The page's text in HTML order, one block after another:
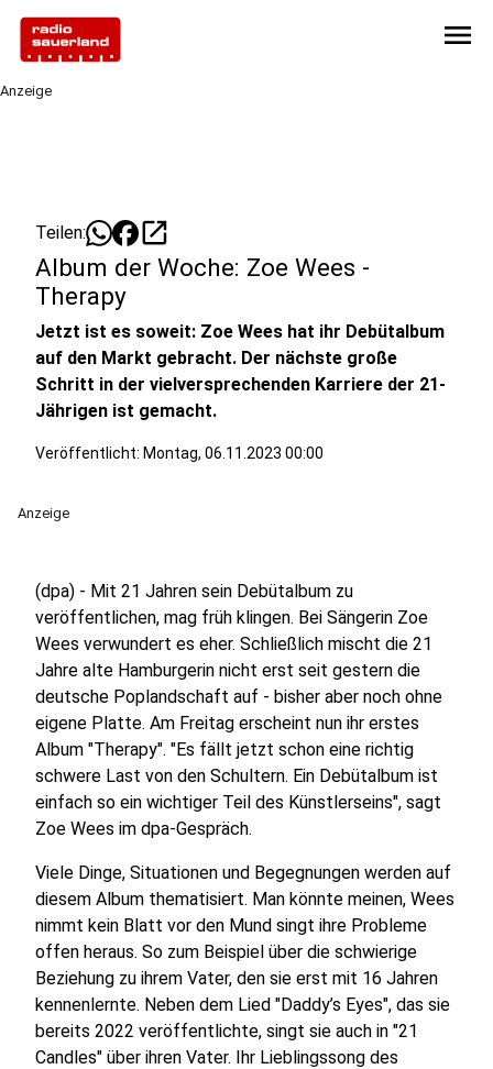
menu
Anzeige
Teilen: open_in_new
Album der Woche: Zoe Wees -
Therapy
Jetzt ist es soweit: Zoe Wees hat ihr Debütalbum
auf den Markt gebracht. Der nächste große
Schritt in der vielversprechenden Karriere der 21-
Jährigen ist gemacht.
Veröffentlicht: Montag, 06.11.2023 00:00
Anzeige
(dpa) - Mit 21 Jahren sein Debütalbum zu
veröffentlichen, mag früh klingen. Bei Sängerin Zoe
Wees verwundert es eher. Schließlich mischt die 21
Jahre alte Hamburgerin nicht erst seit gestern die
deutsche Poplandschaft auf - bisher aber noch ohne
eigene Platte. Am Freitag erscheint nun ihr erstes
Album "Therapy". "Es fällt jetzt schon eine richtig
schwere Last von den Schultern. Ein Debütalbum ist
einfach so ein wichtiger Teil des Künstlerseins", sagt
Zoe Wees im dpa-Gespräch.
Viele Dinge, Situationen und Begegnungen werden auf
diesem Album thematisiert. Man könnte meinen, Wees
nimmt kein Blatt vor den Mund singt ihre Probleme
offen heraus. So zum Beispiel über die schwierige
Beziehung zu ihrem Vater, den sie erst mit 16 Jahren
kennenlernte. Neben dem Lied "Daddy’s Eyes", das sie
bereits 2022 veröffentlichte, singt sie auch in "21
Candles" über ihren Vater. Ihr Lieblingssong des